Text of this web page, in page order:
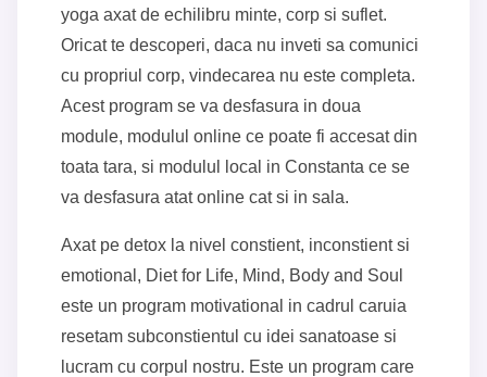
yoga axat de echilibru minte, corp si suflet.
Oricat te descoperi, daca nu inveti sa comunici
cu propriul corp, vindecarea nu este completa.
Acest program se va desfasura in doua
module, modulul online ce poate fi accesat din
toata tara, si modulul local in Constanta ce se
va desfasura atat online cat si in sala.
Axat pe detox la nivel constient, inconstient si
emotional, Diet for Life, Mind, Body and Soul
este un program motivational in cadrul caruia
resetam subconstientul cu idei sanatoase si
lucram cu corpul nostru. Este un program care